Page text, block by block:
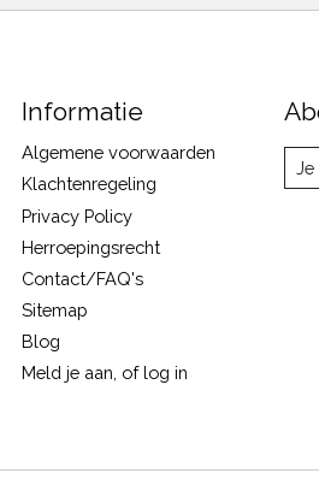
Informatie
Algemene voorwaarden
Klachtenregeling
Privacy Policy
Herroepingsrecht
Contact/FAQ's
Sitemap
Blog
Meld je aan, of log in